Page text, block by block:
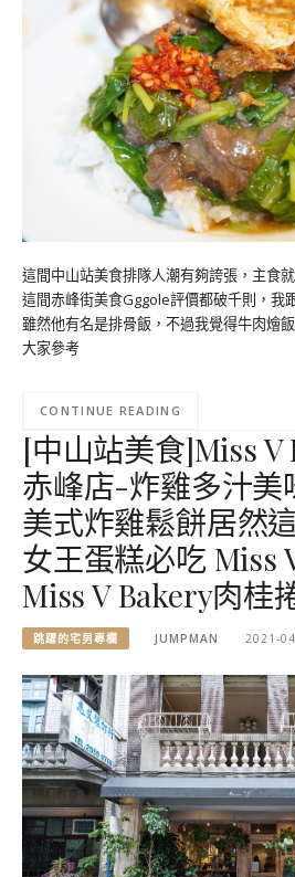
這間中山站美食排隊人潮有夠誇張，主食
這間赤峰街美食Gggole評價都破千則，我
雖然他有名是排骨飯，不過我覺得牛肉燴
大家參考
CONTINUE READING
[中山站美食]Miss V
赤峰店-炸雞多汁美
美式炸雞鬆餅居然
女王蛋糕必吃 Miss
Miss V Bakery肉桂
跳躍的宅男專欄 JUMPMAN 2021-